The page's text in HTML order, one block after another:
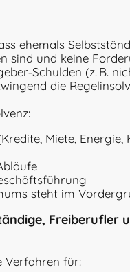
ehemals
sind und keine
(z. B.
die
Miete,
steht im
Freiberufler
Verfahren für: